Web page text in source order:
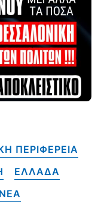
ΠΕΡΙΦΕΡΕΙΑ
ΕΛΛΑΔΑ